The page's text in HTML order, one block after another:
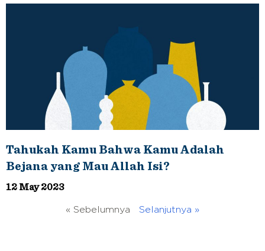
Tahukah Kamu Bahwa Kamu Adalah
Bejana yang Mau Allah Isi?
12 May 2023
« Sebelumnya Selanjutnya »